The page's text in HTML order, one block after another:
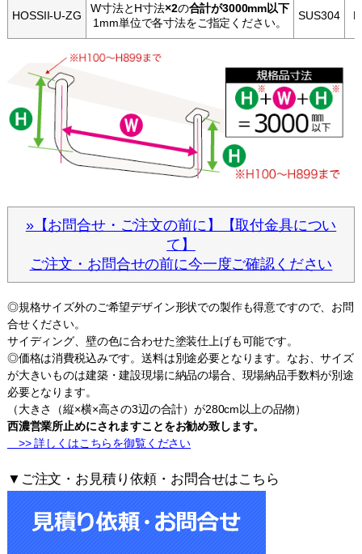
HOSSII-U-ZG
W寸法とH寸法×2の合計が3000mm以下
1mm単位で各寸法をご指定ください。
SUS304
»【お問合せ・ご注文の前に】【取付金具につい
て】
ご注文・お問合せの前に今一度ご確認ください
◎規格サイズ外のご希望デザイン形状での製作も得意ですので、お問
合せください。
サイディング、壁の色に合わせた塗装仕上げも可能です。
◎価格は消費税込みです。送料は別途必要となります。なお、サイズ
が大きいものは建築・建設現場に納品の場合、現場納品手数料が別途
必要となります。
（大きさ（縦×横×高さの3辺の合計）が280cm以上の品物）
西濃営業所止めにされますことをお勧め致します。
>> 詳しくはこちらを御覧ください
▼ご注文・お見積り依頼・お問合せはこちら